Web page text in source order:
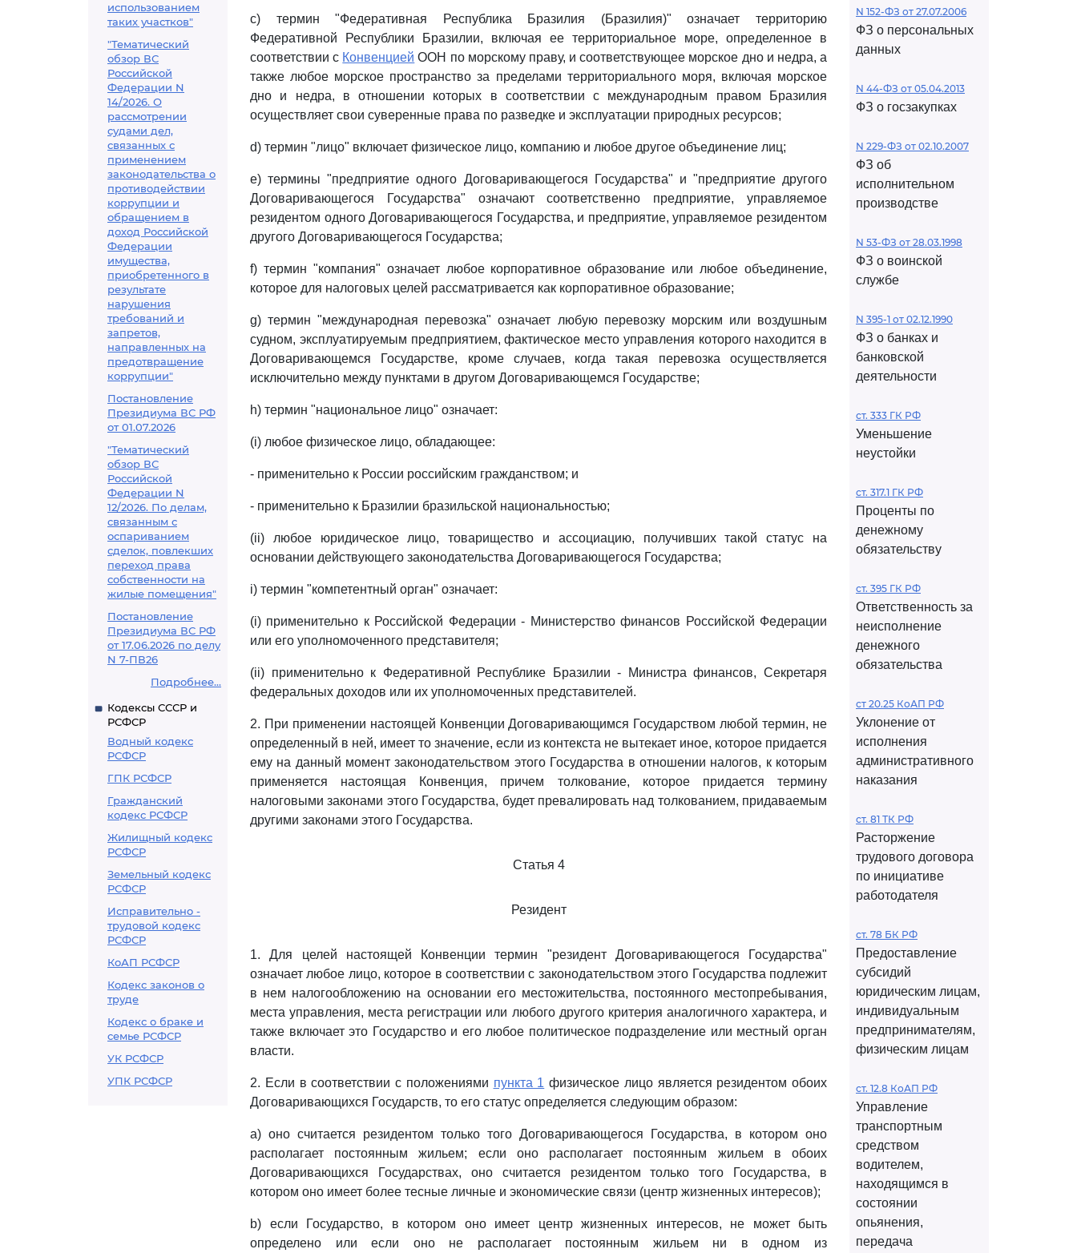
использованием
таких участков"
"Тематический
обзор ВС
Российской
Федерации N
14/2026. О
рассмотрении
судами дел,
связанных с
применением
законодательства о
противодействии
коррупции и
обращением в
доход Российской
Федерации
имущества,
приобретенного в
результате
нарушения
требований и
запретов,
направленных на
предотвращение
коррупции"
Постановление
Президиума ВС РФ
от 01.07.2026
"Тематический
обзор ВС
Российской
Федерации N
12/2026. По делам,
связанным с
оспариванием
сделок, повлекших
переход права
собственности на
жилые помещения"
Постановление
Президиума ВС РФ
от 17.06.2026 по делу
N 7-ПВ26
Подробнее...
Кодексы СССР и
РСФСР
Водный кодекс
РСФСР
ГПК РСФСР
Гражданский
кодекс РСФСР
Жилищный кодекс
РСФСР
Земельный кодекс
РСФСР
Исправительно -
трудовой кодекс
РСФСР
КоАП РСФСР
Кодекс законов о
труде
Кодекс о браке и
семье РСФСР
УК РСФСР
УПК РСФСР
c) термин "Федеративная Республика Бразилия (Бразилия)" означает территорию
Федеративной Республики Бразилии, включая ее территориальное море, определенное в
соответствии с Конвенцией ООН по морскому праву, и соответствующее морское дно и недра, а
также любое морское пространство за пределами территориального моря, включая морское
дно и недра, в отношении которых в соответствии с международным правом Бразилия
осуществляет свои суверенные права по разведке и эксплуатации природных ресурсов;
d) термин "лицо" включает физическое лицо, компанию и любое другое объединение лиц;
e) термины "предприятие одного Договаривающегося Государства" и "предприятие другого
Договаривающегося Государства" означают соответственно предприятие, управляемое
резидентом одного Договаривающегося Государства, и предприятие, управляемое резидентом
другого Договаривающегося Государства;
f) термин "компания" означает любое корпоративное образование или любое объединение,
которое для налоговых целей рассматривается как корпоративное образование;
g) термин "международная перевозка" означает любую перевозку морским или воздушным
судном, эксплуатируемым предприятием, фактическое место управления которого находится в
Договаривающемся Государстве, кроме случаев, когда такая перевозка осуществляется
исключительно между пунктами в другом Договаривающемся Государстве;
h) термин "национальное лицо" означает:
(i) любое физическое лицо, обладающее:
- применительно к России российским гражданством; и
- применительно к Бразилии бразильской национальностью;
(ii) любое юридическое лицо, товарищество и ассоциацию, получивших такой статус на
основании действующего законодательства Договаривающегося Государства;
i) термин "компетентный орган" означает:
(i) применительно к Российской Федерации - Министерство финансов Российской Федерации
или его уполномоченного представителя;
(ii) применительно к Федеративной Республике Бразилии - Министра финансов, Секретаря
федеральных доходов или их уполномоченных представителей.
2. При применении настоящей Конвенции Договаривающимся Государством любой термин, не
определенный в ней, имеет то значение, если из контекста не вытекает иное, которое придается
ему на данный момент законодательством этого Государства в отношении налогов, к которым
применяется настоящая Конвенция, причем толкование, которое придается термину
налоговыми законами этого Государства, будет превалировать над толкованием, придаваемым
другими законами этого Государства.
Статья 4
Резидент
1. Для целей настоящей Конвенции термин "резидент Договаривающегося Государства"
означает любое лицо, которое в соответствии с законодательством этого Государства подлежит
в нем налогообложению на основании его местожительства, постоянного местопребывания,
места управления, места регистрации или любого другого критерия аналогичного характера, и
также включает это Государство и его любое политическое подразделение или местный орган
власти.
2. Если в соответствии с положениями пункта 1 физическое лицо является резидентом обоих
Договаривающихся Государств, то его статус определяется следующим образом:
a) оно считается резидентом только того Договаривающегося Государства, в котором оно
располагает постоянным жильем; если оно располагает постоянным жильем в обоих
Договаривающихся Государствах, оно считается резидентом только того Государства, в
котором оно имеет более тесные личные и экономические связи (центр жизненных интересов);
b) если Государство, в котором оно имеет центр жизненных интересов, не может быть
определено или если оно не располагает постоянным жильем ни в одном из
N 152-ФЗ от 27.07.2006
ФЗ о персональных
данных
N 44-ФЗ от 05.04.2013
ФЗ о госзакупках
N 229-ФЗ от 02.10.2007
ФЗ об
исполнительном
производстве
N 53-ФЗ от 28.03.1998
ФЗ о воинской
службе
N 395-1 от 02.12.1990
ФЗ о банках и
банковской
деятельности
ст. 333 ГК РФ
Уменьшение
неустойки
ст. 317.1 ГК РФ
Проценты по
денежному
обязательству
ст. 395 ГК РФ
Ответственность за
неисполнение
денежного
обязательства
ст 20.25 КоАП РФ
Уклонение от
исполнения
административного
наказания
ст. 81 ТК РФ
Расторжение
трудового договора
по инициативе
работодателя
ст. 78 БК РФ
Предоставление
субсидий
юридическим лицам,
индивидуальным
предпринимателям,
физическим лицам
ст. 12.8 КоАП РФ
Управление
транспортным
средством
водителем,
находящимся в
состоянии
опьянения,
передача